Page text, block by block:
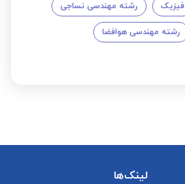
فیزیک رشته مهندسی نساجی
رشته مهندسی هوافضا
لینک‌ها